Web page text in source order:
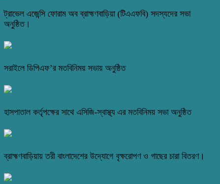
ট্রাভেল এজেন্সি ফোরাম অব ব্রাহ্মণবাড়িয়া (টিএএফবি) সদস্যদের সভা
অনুষ্ঠিত।
সরাইলে ডিপিএফ’র মতবিনিময় সভায় অনুষ্ঠিত
হাসপাতাল কর্তৃপক্ষের সাথে এসিজি-স্বাস্থ্য এর মতবিনিময় সভা অনুষ্ঠিত
ব্রাহ্মণবাড়িয়ায় তরী বাংলাদেশের উদ্যোগে বৃক্ষরোপণ ও গাছের চারা বিতরণ।